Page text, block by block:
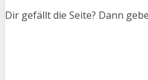
Dir gefällt die Seite? Dann